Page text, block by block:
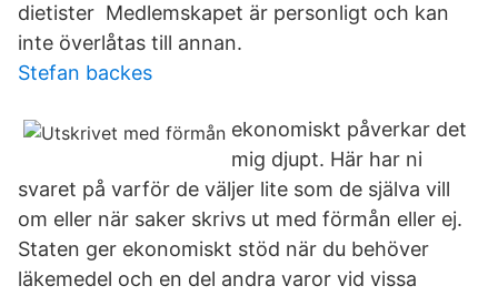
dietister Medlemskapet är personligt och kan
inte överlåtas till annan.
Stefan backes
ekonomiskt påverkar det
mig djupt. Här har ni
svaret på varför de väljer lite som de själva vill
om eller när saker skrivs ut med förmån eller ej.
Staten ger ekonomiskt stöd när du behöver
läkemedel och en del andra varor vid vissa